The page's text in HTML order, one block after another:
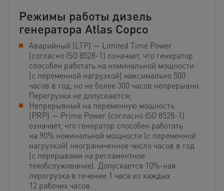
Режимы работы дизель
генератора Atlas Copco
Аварийный (LTP) — Limited Time Power
(согласно ISO 8528-1) означает, что генератор
способен работать на номинальной мощности
(с переменной нагрузкой) максимально 500
часов в год, но не более 300 часов непрерывно.
Перегрузки не допускаются;
Непрерывный на переменную мощность
(PRP) — Prime Power (согласно ISO 8528-1)
означает, что генератор способен работать
на 90% номинальной мощности (с переменной
нагрузкой) неограниченное число часов в год
(с перерывами на регламентное
техобслуживание). Допускается 10%-ная
перегрузка в течение 1 часа из каждых
12 рабочих часов.